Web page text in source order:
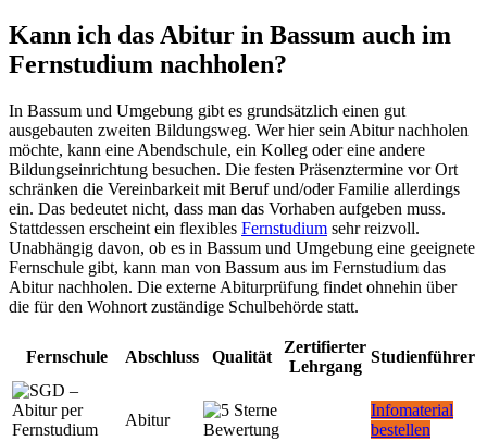
Kann ich das Abitur in Bassum auch im
Fernstudium nachholen?
In Bassum und Umgebung gibt es grundsätzlich einen gut
ausgebauten zweiten Bildungsweg. Wer hier sein Abitur nachholen
möchte, kann eine Abendschule, ein Kolleg oder eine andere
Bildungseinrichtung besuchen. Die festen Präsenztermine vor Ort
schränken die Vereinbarkeit mit Beruf und/oder Familie allerdings
ein. Das bedeutet nicht, dass man das Vorhaben aufgeben muss.
Stattdessen erscheint ein flexibles Fernstudium sehr reizvoll.
Unabhängig davon, ob es in Bassum und Umgebung eine geeignete
Fernschule gibt, kann man von Bassum aus im Fernstudium das
Abitur nachholen. Die externe Abiturprüfung findet ohnehin über
die für den Wohnort zuständige Schulbehörde statt.
Fernschule Abschluss Qualität
Zertifierter
Lehrgang
Studienführer
Abitur
Infomaterial
bestellen